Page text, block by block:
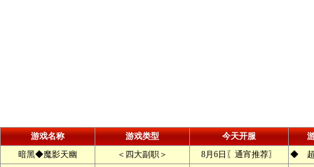
游戏名称 游戏类型 今天开服
暗黑◆魔影天幽
＜四大副职＞ 8月6日〖通宵推荐〗
◆ 超